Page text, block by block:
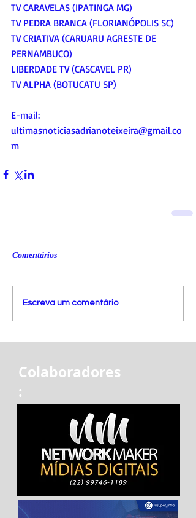
TV CARAVELAS (IPATINGA MG)
TV PEDRA BRANCA (FLORIANÓPOLIS SC)
TV CRIATIVA (CARUARU AGRESTE DE
PERNAMBUCO)
LIBERDADE TV (CASCAVEL PR)
TV ALPHA (BOTUCATU SP)
E-mail:
ultimasnoticiasadrianoteixeira@gmail.co
m
Comentários
Escreva um comentário
Colaboradores
: